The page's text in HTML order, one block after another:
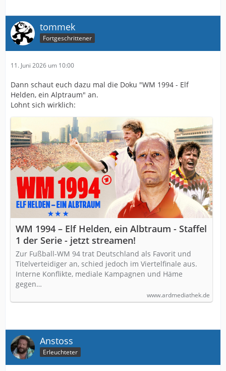
tommek
Fortgeschrittener
11. Juni 2026 um 10:00
Dann schaut euch dazu mal die Doku "WM 1994 - Elf
Helden, ein Alptraum" an.
Lohnt sich wirklich:
WM 1994 – Elf Helden, ein Albtraum - Staffel
1 der Serie - jetzt streamen!
Zur Fußball-WM 94 trat Deutschland als Favorit und
Titelverteidiger an, schied jedoch im Viertelfinale aus.
Interne Konflikte, mediale Kampagnen und Häme
gegen…
www.ardmediathek.de
Anstoss
Erleuchteter